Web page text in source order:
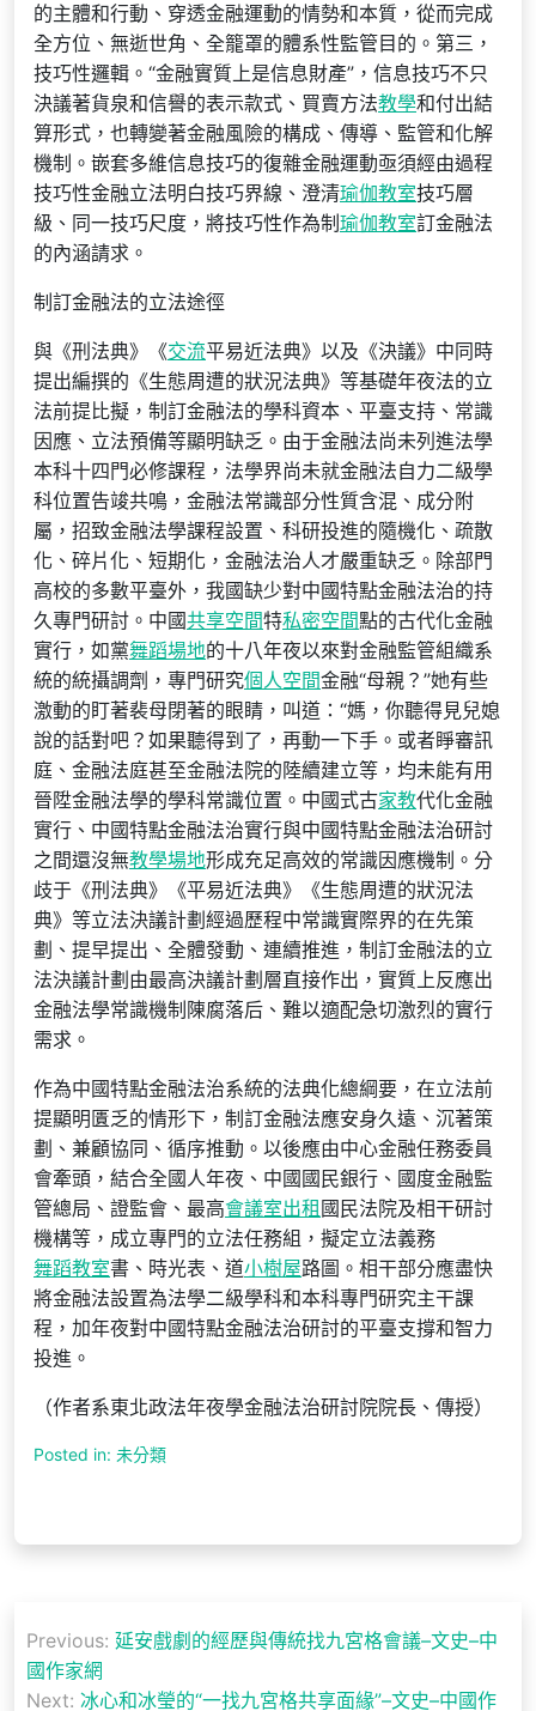
的主體和行動、穿透金融運動的情勢和本質，從而完成
全方位、無逝世角、全籠罩的體系性監管目的。第三，
技巧性邏輯。“金融實質上是信息財產”，信息技巧不只
決議著貨泉和信譽的表示款式、買賣方法教學和付出結
算形式，也轉變著金融風險的構成、傳導、監管和化解
機制。嵌套多維信息技巧的復雜金融運動亟須經由過程
技巧性金融立法明白技巧界線、澄清瑜伽教室技巧層
級、同一技巧尺度，將技巧性作為制 瑜伽教室訂金融法
的內涵請求。
制訂金融法的立法途徑
與《刑法典》《交流平易近法典》以及《決議》中同時
提出編撰的《生態周遭的狀況法典》等基礎年夜法的立
法前提比擬，制訂金融法的學科資本、平臺支持、常識
因應、立法預備等顯明缺乏。由于金融法尚未列進法學
本科十四門必修課程，法學界尚未就金融法自力二級學
科位置告竣共鳴，金融法常識部分性質含混、成分附
屬，招致金融法學課程設置、科研投進的隨機化、疏散
化、碎片化、短期化，金融法治人才嚴重缺乏。除部門
高校的多數平臺外，我國缺少對中國特點金融法治的持
久專門研討。中國共享空間特私密空間點的古代化金融
實行，如黨舞蹈場地的十八年夜以來對金融監管組織系
統的統攝調劑，專門研究個人空間金融“母親？”她有些
激動的盯著裴母閉著的眼睛，叫道：“媽，你聽得見兒媳
說的話對吧？如果聽得到了，再動一下手。或者睜審訊
庭、金融法庭甚至金融法院的陸續建立等，均未能有用
晉陞金融法學的學科常識位置。中國式古家教代化金融
實行、中國特點金融法治實行與中國特點金融法治研討
之間還沒無教學場地形成充足高效的常識因應機制。分
歧于《刑法典》《平易近法典》《生態周遭的狀況法
典》等立法決議計劃經過歷程中常識實際界的在先策
劃、提早提出、全體發動、連續推進，制訂金融法的立
法決議計劃由最高決議計劃層直接作出，實質上反應出
金融法學常識機制陳腐落后、難以適配急切激烈的實行
需求。
作為中國特點金融法治系統的法典化總綱要，在立法前
提顯明匱乏的情形下，制訂金融法應安身久遠、沉著策
劃、兼顧協同、循序推動。以後應由中心金融任務委員
會牽頭，結合全國人年夜、中國國民銀行、國度金融監
管總局、證監會、最高會議室出租 國民法院及相干研討
機構等，成立專門的立法任務組，擬定立法義務
舞蹈教室書、時光表、道小樹屋路圖。相干部分應盡快
將金融法設置為法學二級學科和本科專門研究主干課
程，加年夜對中國特點金融法治研討的平臺支撐和智力
投進。
（作者系東北政法年夜學金融法治研討院院長、傳授）
Posted in: 未分類
章
導
Previous: 延安戲劇的經歷與傳統找九宮格會議–文史–中
國作家網
Next: 冰心和冰瑩的“一找九宮格共享面緣”–文史–中國作